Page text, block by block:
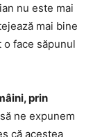
nu este mai
mai bine
face săpunul
prin
ne expunem
că acestea